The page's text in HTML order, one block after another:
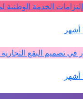
الوطنية لمواليد 1995 و 1996
تصميم البقع التجارية